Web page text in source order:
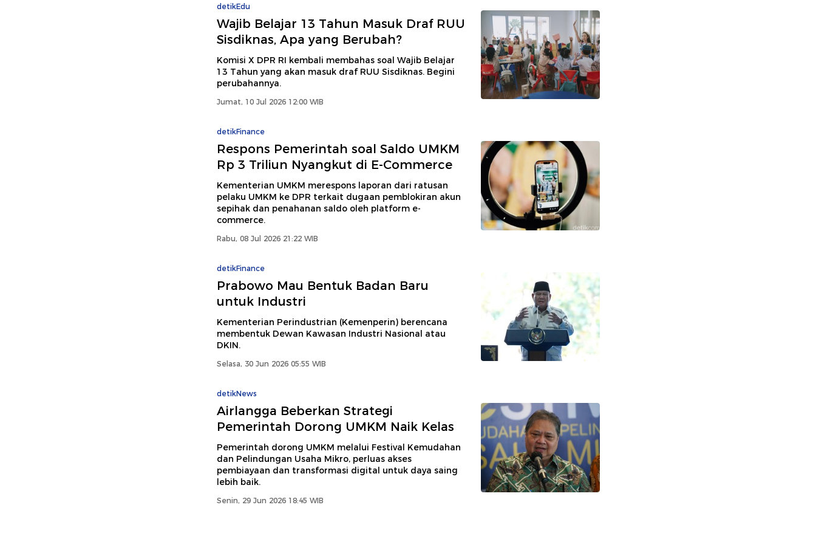
detikEdu
Wajib Belajar 13 Tahun Masuk Draf RUU
Sisdiknas, Apa yang Berubah?
Komisi X DPR RI kembali membahas soal Wajib Belajar
13 Tahun yang akan masuk draf RUU Sisdiknas. Begini
perubahannya.
Jumat, 10 Jul 2026 12:00 WIB
detikFinance
Respons Pemerintah soal Saldo UMKM
Rp 3 Triliun Nyangkut di E-Commerce
Kementerian UMKM merespons laporan dari ratusan
pelaku UMKM ke DPR terkait dugaan pemblokiran akun
sepihak dan penahanan saldo oleh platform e-
commerce.
Rabu, 08 Jul 2026 21:22 WIB
detikFinance
Prabowo Mau Bentuk Badan Baru
untuk Industri
Kementerian Perindustrian (Kemenperin) berencana
membentuk Dewan Kawasan Industri Nasional atau
DKIN.
Selasa, 30 Jun 2026 05:55 WIB
detikNews
Airlangga Beberkan Strategi
Pemerintah Dorong UMKM Naik Kelas
Pemerintah dorong UMKM melalui Festival Kemudahan
dan Pelindungan Usaha Mikro, perluas akses
pembiayaan dan transformasi digital untuk daya saing
lebih baik.
Senin, 29 Jun 2026 18:45 WIB